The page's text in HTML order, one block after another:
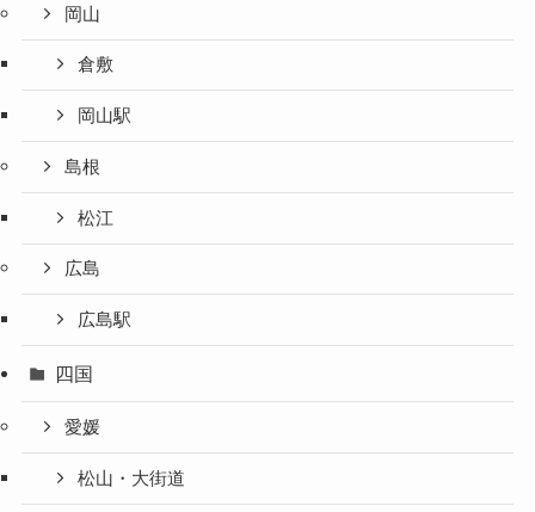
岡山
倉敷
岡山駅
島根
松江
広島
広島駅
四国
愛媛
松山・大街道